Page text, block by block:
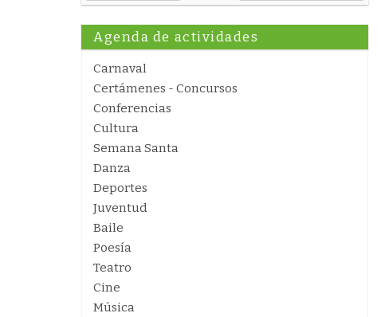
Agenda de actividades
Carnaval
Certámenes - Concursos
Conferencias
Cultura
Semana Santa
Danza
Deportes
Juventud
Baile
Poesía
Teatro
Cine
Música